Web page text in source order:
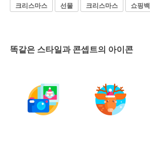
크리스마스 선물 크리스마스 쇼핑백
똑같은 스타일과 콘셉트의 아이콘